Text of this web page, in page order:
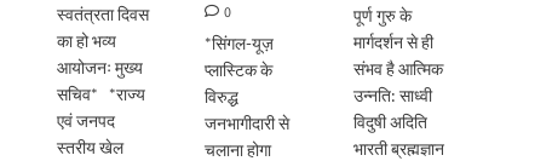
स्वतंत्रता दिवस
का हो भव्य
आयोजनः मुख्य
सचिव* *राज्य
एवं जनपद
स्तरीय खेल
0
*सिंगल-यूज़
प्लास्टिक के
विरुद्ध
जनभागीदारी से
चलाना होगा
पूर्ण गुरु के
मार्गदर्शन से ही
संभव है आत्मिक
उन्नति: साध्वी
विदुषी अदिति
भारती ब्रह्मज्ञान